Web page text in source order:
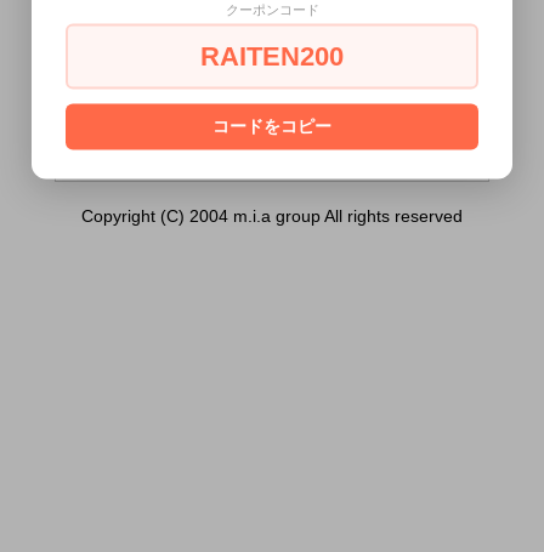
（かりん） 165cm）は18歳未満の方には
[ はい ] [ いいえ ]
Copyright (C) 2004 m.i.a group All rights reserved
クーポンコード
RAITEN200
コードをコピー